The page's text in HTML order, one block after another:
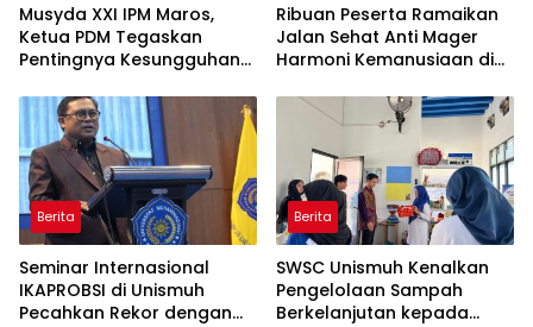
Musyda XXI IPM Maros,
Ketua PDM Tegaskan
Pentingnya Kesungguhan
Ribuan Peserta Ramaikan
Jalan Sehat Anti Mager
Harmoni Kemanusiaan di
Berita
Seminar Internasional
IKAPROBSI di Unismuh
Pecahkan Rekor dengan
Berita
SWSC Unismuh Kenalkan
Pengelolaan Sampah
Berkelanjutan kepada